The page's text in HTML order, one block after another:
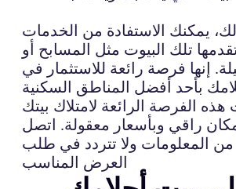
يمكنك الاستفادة من الخدمات
تلك البيوت مثل المسابح أو
إنها فرصة رائعة للاستثمار في
هذه الفرصة الرائعة لامتلاك بيتك
راقي وبأسعار معقولة. اتصل
من المعلومات ولا تتردد في طلب
العرض المناسب